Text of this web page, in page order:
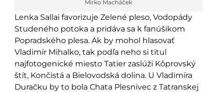
Mirko Macháček
Lenka Sallai favorizuje Zelené pleso, Vodopády
Studeného potoka a pridáva sa k fanúšikom
Popradského plesa. Ak by mohol hlasovať
Vladimír Mihalko, tak podľa neho si titul
najfotogenické miesto Tatier zaslúži Kôprovský
štít, Končistá a Bielovodská dolina. U Vladimíra
Duračku by to bola Chata Plesnivec z Tatranskej